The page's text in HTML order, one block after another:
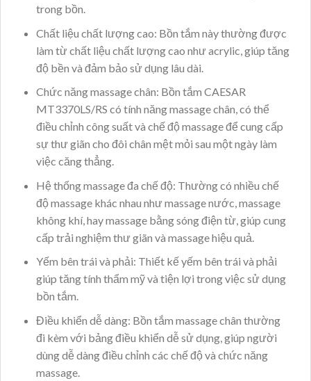
trong bồn.
Chất liệu chất lượng cao: Bồn tắm này thường được
làm từ chất liệu chất lượng cao như acrylic, giúp tăng
độ bền và đảm bảo sử dụng lâu dài.
Chức năng massage chân: Bồn tắm CAESAR
MT3370LS/RS có tính năng massage chân, có thể
điều chỉnh công suất và chế độ massage để cung cấp
sự thư giãn cho đôi chân mệt mỏi sau một ngày làm
việc căng thẳng.
Hệ thống massage đa chế độ: Thường có nhiều chế
độ massage khác nhau như massage nước, massage
không khí, hay massage bằng sóng điện từ, giúp cung
cấp trải nghiệm thư giãn và massage hiệu quả.
Yếm bên trái và phải: Thiết kế yếm bên trái và phải
giúp tăng tính thẩm mỹ và tiện lợi trong việc sử dụng
bồn tắm.
Điều khiển dễ dàng: Bồn tắm massage chân thường
đi kèm với bảng điều khiển dễ sử dụng, giúp người
dùng dễ dàng điều chỉnh các chế độ và chức năng
massage.